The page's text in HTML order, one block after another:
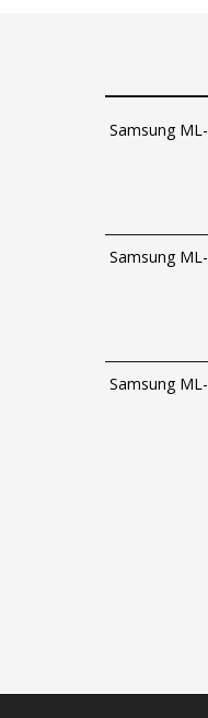
تحميل تعريف طابعة Samsung ML-
تحميل تعريف طابعة Samsung ML-
تحميل تعريف طابعة Samsung ML-